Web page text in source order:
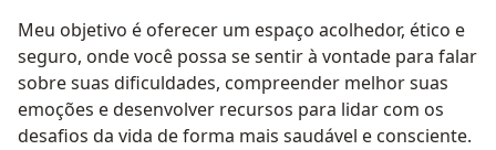
Meu objetivo é oferecer um espaço acolhedor, ético e
seguro, onde você possa se sentir à vontade para falar
sobre suas dificuldades, compreender melhor suas
emoções e desenvolver recursos para lidar com os
desafios da vida de forma mais saudável e consciente.